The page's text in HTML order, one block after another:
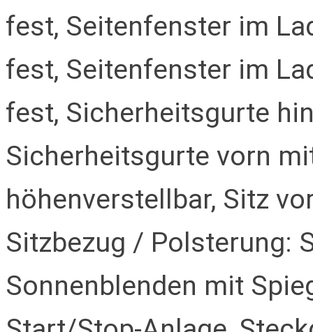
fest, Seitenfenster im
fest, Seitenfenster im
fest, Sicherheitsgurte
Sicherheitsgurte vorn
höhenverstellbar, Sitz
Sitzbezug / Polsterung:
Sonnenblenden mit